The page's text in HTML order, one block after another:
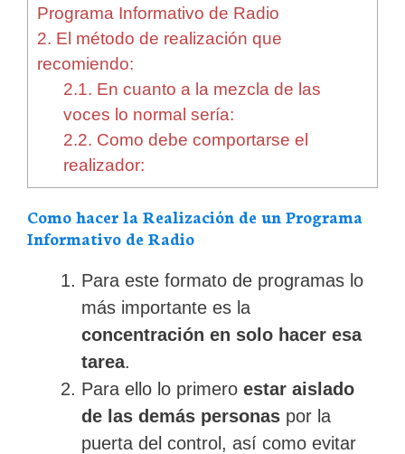
Programa Informativo de Radio
2. El método de realización que
recomiendo:
2.1. En cuanto a la mezcla de las
voces lo normal sería:
2.2. Como debe comportarse el
realizador:
Como hacer la Realización de un Programa
Informativo de Radio
Para este formato de programas lo
más importante es la
concentración en solo hacer esa
tarea.
Para ello lo primero estar aislado
de las demás personas por la
puerta del control, así como evitar